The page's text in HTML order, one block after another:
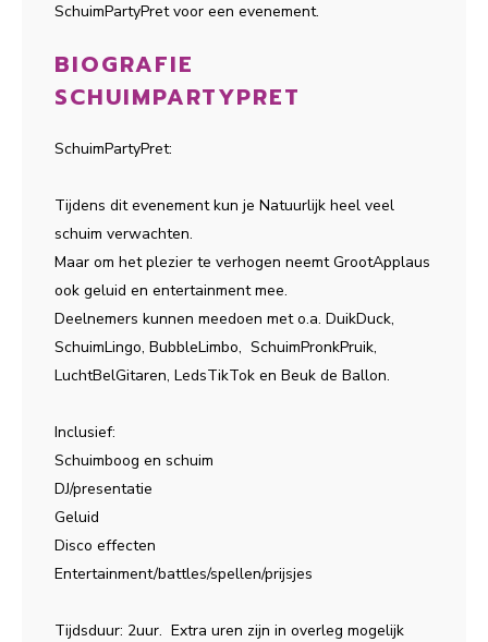
SchuimPartyPret voor een evenement.
BIOGRAFIE
SCHUIMPARTYPRET
SchuimPartyPret:
Tijdens dit evenement kun je Natuurlijk heel veel
schuim verwachten.
Maar om het plezier te verhogen neemt GrootApplaus
ook geluid en entertainment mee.
Deelnemers kunnen meedoen met o.a. DuikDuck,
SchuimLingo, BubbleLimbo, SchuimPronkPruik,
LuchtBelGitaren, LedsTikTok en Beuk de Ballon.
Inclusief:
Schuimboog en schuim
DJ/presentatie
Geluid
Disco effecten
Entertainment/battles/spellen/prijsjes
Tijdsduur: 2uur. Extra uren zijn in overleg mogelijk